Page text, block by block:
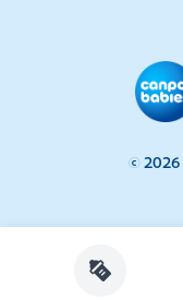
© 2026